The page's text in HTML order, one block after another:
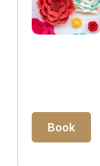
Book